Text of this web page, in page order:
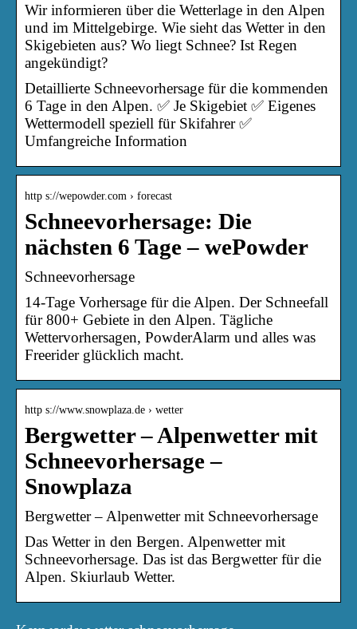
Wir informieren über die Wetterlage in den Alpen
und im Mittelgebirge. Wie sieht das Wetter in den
Skigebieten aus? Wo liegt Schnee? Ist Regen
angekündigt?
Detaillierte Schneevorhersage für die kommenden
6 Tage in den Alpen. ✅ Je Skigebiet ✅ Eigenes
Wettermodell speziell für Skifahrer ✅
Umfangreiche Information
http s://wepowder.com › forecast
Schneevorhersage: Die
nächsten 6 Tage – wePowder
Schneevorhersage
14-Tage Vorhersage für die Alpen. Der Schneefall
für 800+ Gebiete in den Alpen. Tägliche
Wettervorhersagen, PowderAlarm und alles was
Freerider glücklich macht.
http s://www.snowplaza.de › wetter
Bergwetter – Alpenwetter mit
Schneevorhersage –
Snowplaza
Bergwetter – Alpenwetter mit Schneevorhersage
Das Wetter in den Bergen. Alpenwetter mit
Schneevorhersage. Das ist das Bergwetter für die
Alpen. Skiurlaub Wetter.